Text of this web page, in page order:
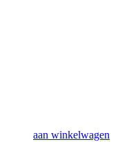
aan winkelwagen